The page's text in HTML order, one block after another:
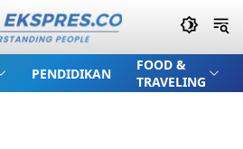
PENDIDIKAN
FOOD &
TRAVELING